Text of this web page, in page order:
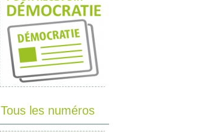
Tous les numéros